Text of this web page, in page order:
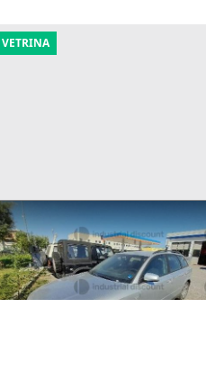
VETRINA
1#10163 Autovettura Audi
Fiat Doblò
Macerata (Macerata)
150 €